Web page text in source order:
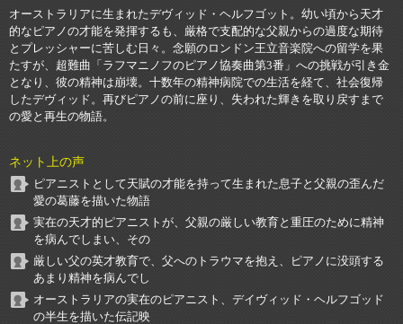
オーストラリアに生まれたデヴィッド・ヘルフゴット。幼い頃から天才
的なピアノの才能を発揮するも、厳格で支配的な父親からの過度な期待
とプレッシャーに苦しむ日々。念願のロンドン王立音楽院への留学を果
たすが、超難曲「ラフマニノフのピアノ協奏曲第3番」への挑戦が引き金
となり、彼の精神は崩壊。十数年の精神病院での生活を経て、社会復帰
したデヴィッド。再びピアノの前に座り、失われた輝きを取り戻すまで
の愛と再生の物語。
ネット上の声
ピアニストとして天賦の才能を持って生まれた息子と父親の歪んだ
愛の葛藤を描いた物語
実在の天才的ピアニストが、父親の厳しい教育と重圧のために精神
を病んでしまい、その
厳しい父の英才教育で、父へのトラウマを抱え、ピアノに没頭する
あまり精神を病んでし
オーストラリアの実在のピアニスト、デイヴィッド・ヘルフゴッド
の半生を描いた伝記映